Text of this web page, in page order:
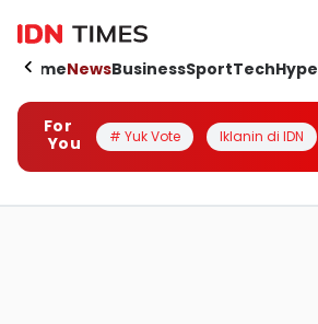
HomeNewsBusinessSportTechHype
For
You
# Yuk Vote Iklanin di IDN